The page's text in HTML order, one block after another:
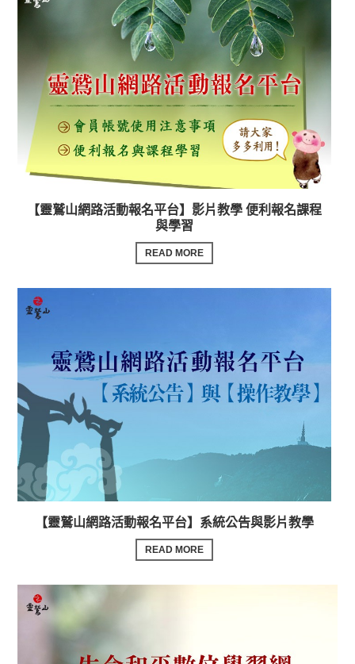
【靈鷲山網路活動報名平台】影片教學 便利報名課程
與學習
READ MORE
【靈鷲山網路活動報名平台】系統公告與影片教學
READ MORE